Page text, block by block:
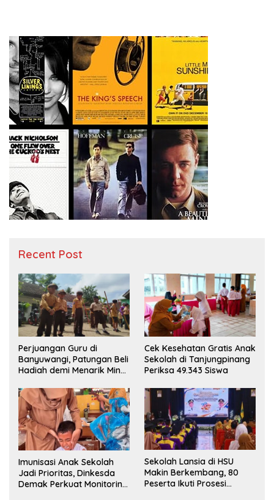
Recent Post
Perjuangan Guru di
Banyuwangi, Patungan Beli
Hadiah demi Menarik Minat
Cek Kesehatan Gratis Anak
Sekolah di Tanjungpinang
Periksa 49.343 Siswa
Imunisasi Anak Sekolah
Jadi Prioritas, Dinkesda
Demak Perkuat Monitoring
Sekolah Lansia di HSU
Makin Berkembang, 80
Peserta Ikuti Prosesi